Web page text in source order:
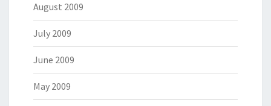
August 2009
July 2009
June 2009
May 2009